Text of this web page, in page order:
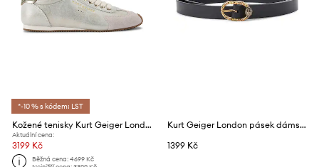
*-10 % s kódem: LST
Kožené tenisky Kurt Geiger London Islington Sneaker
Aktuální cena:
3199 Kč
Běžná cena:4699 Kč
Kurt Geiger London pásek dámský kožený Mayfair
1399 Kč